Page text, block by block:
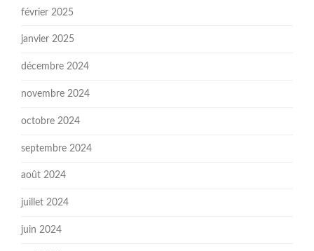
février 2025
janvier 2025
décembre 2024
novembre 2024
octobre 2024
septembre 2024
août 2024
juillet 2024
juin 2024